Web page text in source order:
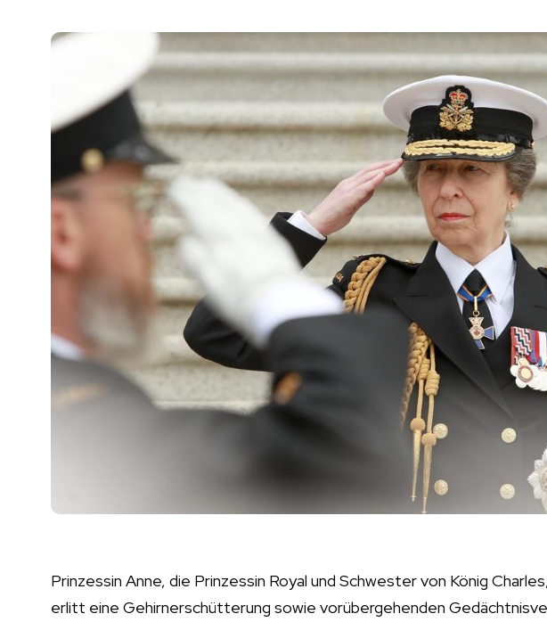
Prinzessin Anne, die Prinzessin Royal und Schwester von König
erlitt eine Gehirnerschütterung sowie vorübergehenden